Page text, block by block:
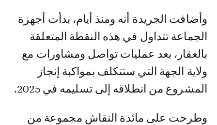
وأضافت الجريدة أنه ومنذ أيام، بدأت أجهزة
الجماعة تتداول في هذه النقطة المتعلقة
بالعقار، بعد عمليات تواصل ومشاورات مع
ولاية الجهة التي ستتكلف بمواكبة إنجاز
المشروع من انطلاقه إلى تسليمه في 2025.
وطرحت على مائدة النقاش مجموعة من